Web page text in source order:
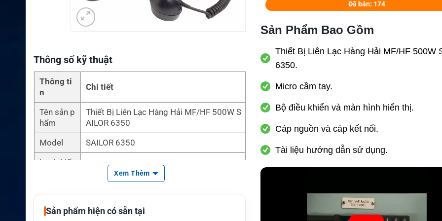
Thông số kỹ thuật
Thông ti
n
Chi tiết
Tên sản p
hẩm
Thiết Bị Liên Lạc Hàng Hải MF/HF 500W S
AILOR 6350
Model
SAILOR 6350
Loại thiết
Hệ thống MF/HF DSC Class A hàng hải
t phát
1.6–3.999 MHz
Xem Thêm
Sản phẩm hiện có sẵn tại
Đã bán: 174
Sản Phẩm Bao Gồm
Thiết Bị Liên Lạc Hàng Hải MF/HF 500W
6350.
Micro cầm tay.
Bộ điều khiển và màn hình hiển thị.
Cáp nguồn và cáp kết nối.
Tài liệu hướng dẫn sử dụng.